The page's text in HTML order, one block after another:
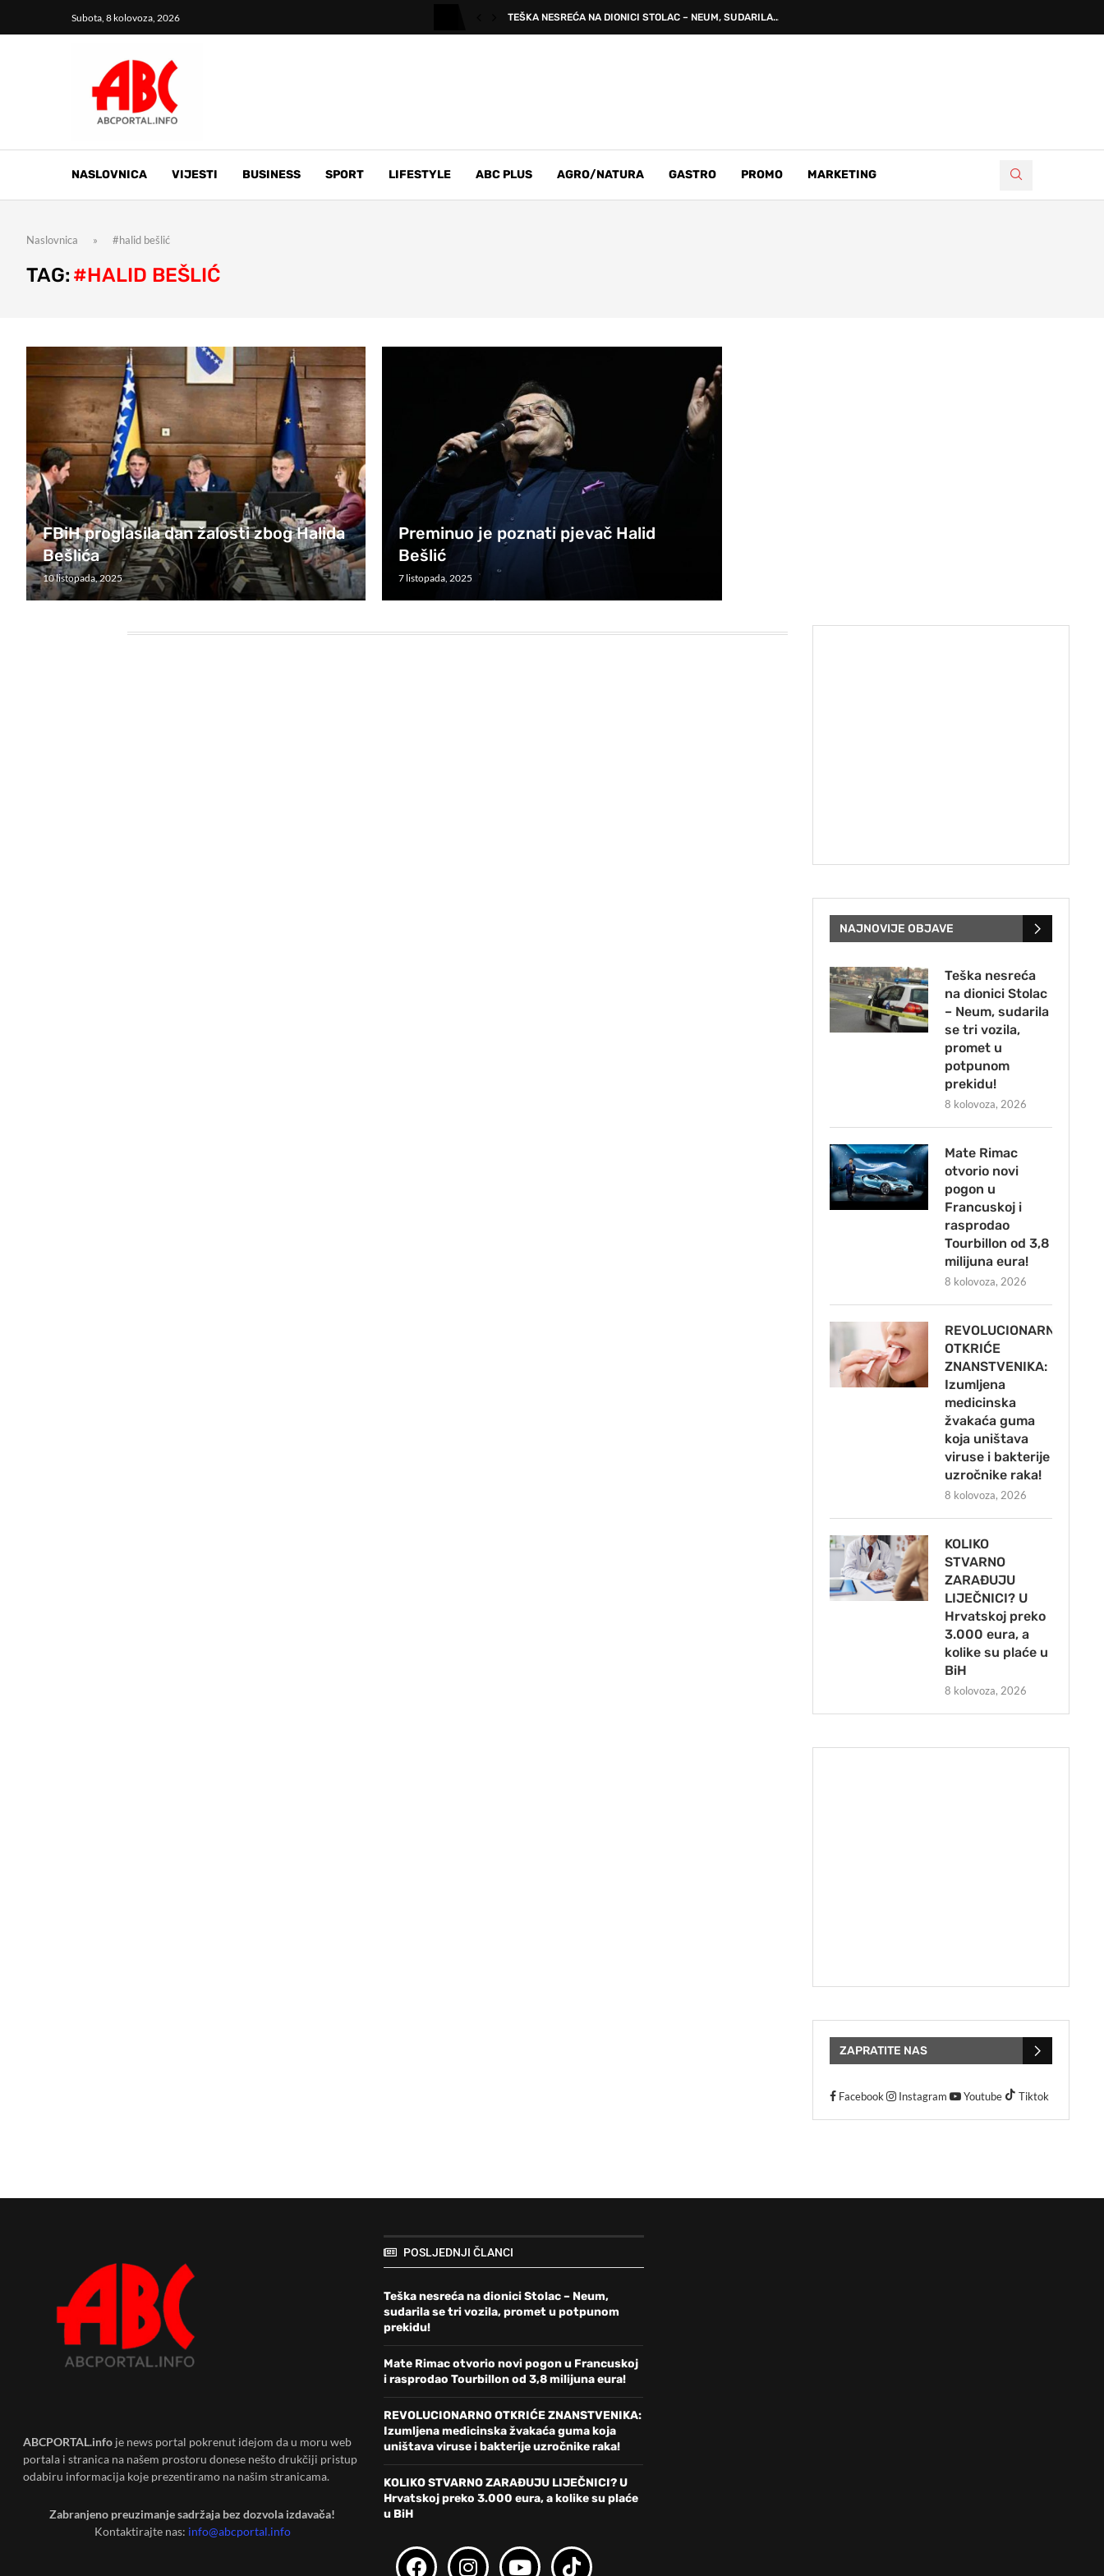
Subota, 8 kolovoza, 2026 TEŠKA NESREĆA NA DIONICI STOLAC – NEUM, SUDARILA...
NASLOVNICA VIJESTI BUSINESS SPORT LIFESTYLE ABC PLUS AGRO/NATURA GASTRO PROMO MARKETING
Naslovnica » #halid bešlić
TAG: #HALID BEŠLIĆ
FBiH proglasila dan žalosti zbog Halida
Bešlića
10 listopada, 2025
Preminuo je poznati pjevač Halid
Bešlić
7 listopada, 2025
NAJNOVIJE OBJAVE
Teška nesreća
na dionici Stolac
– Neum, sudarila
se tri vozila,
promet u
potpunom
prekidu!
8 kolovoza, 2026
Mate Rimac
otvorio novi
pogon u
Francuskoj i
rasprodao
Tourbillon od 3,8
milijuna eura!
8 kolovoza, 2026
REVOLUCIONARNO
OTKRIĆE
ZNANSTVENIKA:
Izumljena
medicinska
žvakaća guma
koja uništava
viruse i bakterije
uzročnike raka!
8 kolovoza, 2026
KOLIKO
STVARNO
ZARAĐUJU
LIJEČNICI? U
Hrvatskoj preko
3.000 eura, a
kolike su plaće u
BiH
8 kolovoza, 2026
ZAPRATITE NAS
Facebook Instagram Youtube Tiktok
ABCPORTAL.info je news portal pokrenut idejom da u moru web
portala i stranica na našem prostoru donese nešto drukčiji pristup
odabiru informacija koje prezentiramo na našim stranicama.
Zabranjeno preuzimanje sadržaja bez dozvola izdavača!
Kontaktirajte nas: info@abcportal.info
POSLJEDNJI ČLANCI
Teška nesreća na dionici Stolac – Neum,
sudarila se tri vozila, promet u potpunom
prekidu!
Mate Rimac otvorio novi pogon u Francuskoj
i rasprodao Tourbillon od 3,8 milijuna eura!
REVOLUCIONARNO OTKRIĆE ZNANSTVENIKA:
Izumljena medicinska žvakaća guma koja
uništava viruse i bakterije uzročnike raka!
KOLIKO STVARNO ZARAĐUJU LIJEČNICI? U
Hrvatskoj preko 3.000 eura, a kolike su plaće
u BiH